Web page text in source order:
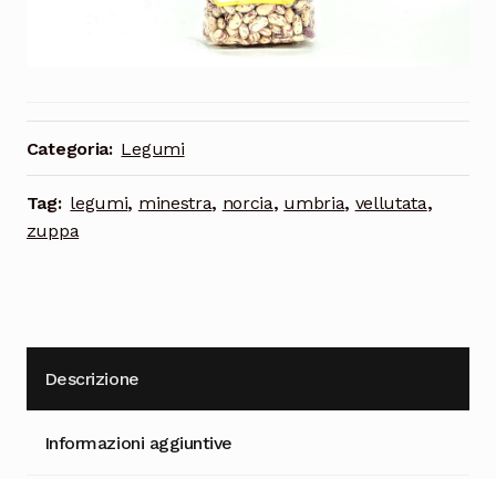
Categoria: Legumi
Tag: legumi, minestra, norcia, umbria, vellutata,
zuppa
Descrizione
Informazioni aggiuntive